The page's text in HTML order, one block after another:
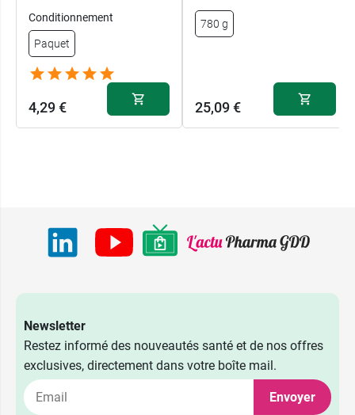
Conditionnement
Paquet
4,29 €
780 g
25,09 €
Newsletter
Restez informé des nouveautés santé et de nos offres
exclusives, directement dans votre boîte mail.
Envoyer